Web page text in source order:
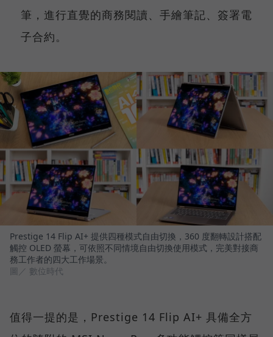
筆，進行直覺的商務閱讀、手繪筆記、簽署電
子合約。
Prestige 14 Flip AI+ 提供四種模式自由切換，360 度翻轉設計搭配
觸控 OLED 螢幕，可依照不同情境自由切換使用模式，完美對接商
務工作者的四大工作場景。
圖／ 數位時代
值得一提的是，Prestige 14 Flip AI+ 具備全方